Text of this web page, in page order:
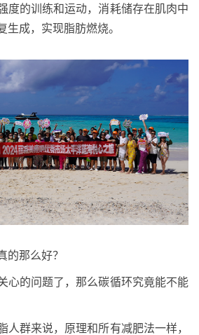
度的训练和运动，消耗储存在肌肉中
生成，实现脂肪燃烧。
的那么好？
心的问题了，那么碳循环究竟能不能
人群来说，原理和所有减肥法一样，